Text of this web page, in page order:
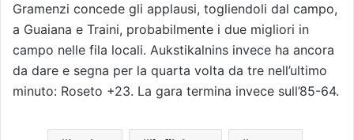
Gramenzi concede gli applausi, togliendoli dal campo,
a Guaiana e Traini, probabilmente i due migliori in
campo nelle fila locali. Aukstikalnins invece ha ancora
da dare e segna per la quarta volta da tre nell’ultimo
minuto: Roseto +23. La gara termina invece sull’85-64.